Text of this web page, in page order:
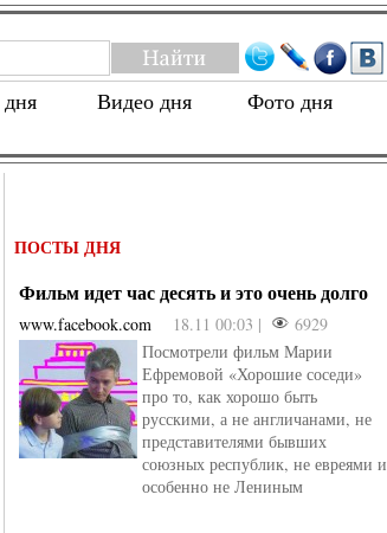
Видео дня Фото дня
ПОСТЫ ДНЯ
Фильм идет час десять и это очень долго
www.facebook.com 18.11 00:03 |
6929
Посмотрели фильм Марии
Ефремовой «Хорошие соседи»
про то, как хорошо быть
русскими, а не англичанами, не
представителями бывших
союзных республик, не евреями и
особенно не Лениным